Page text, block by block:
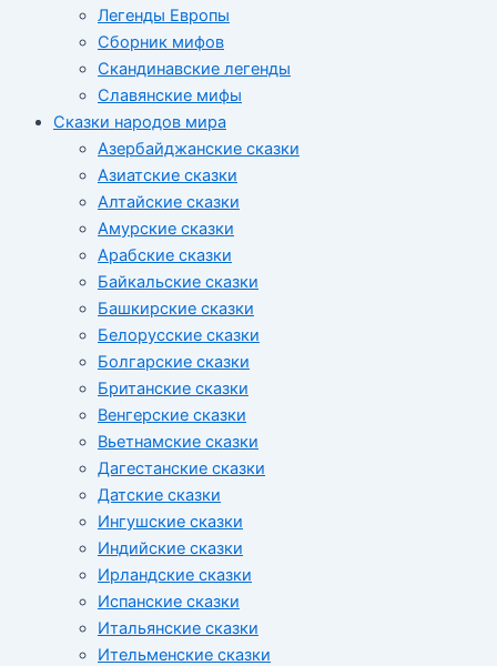
Легенды Европы
Сборник мифов
Скандинавские легенды
Славянские мифы
Сказки народов мира
Азербайджанские сказки
Азиатские сказки
Алтайские сказки
Амурские сказки
Арабские сказки
Байкальские сказки
Башкирские сказки
Белорусские сказки
Болгарские сказки
Британские сказки
Венгерские сказки
Вьетнамские сказки
Дагестанские сказки
Датские сказки
Ингушские сказки
Индийские сказки
Ирландские сказки
Испанские сказки
Итальянские сказки
Ительменские сказки